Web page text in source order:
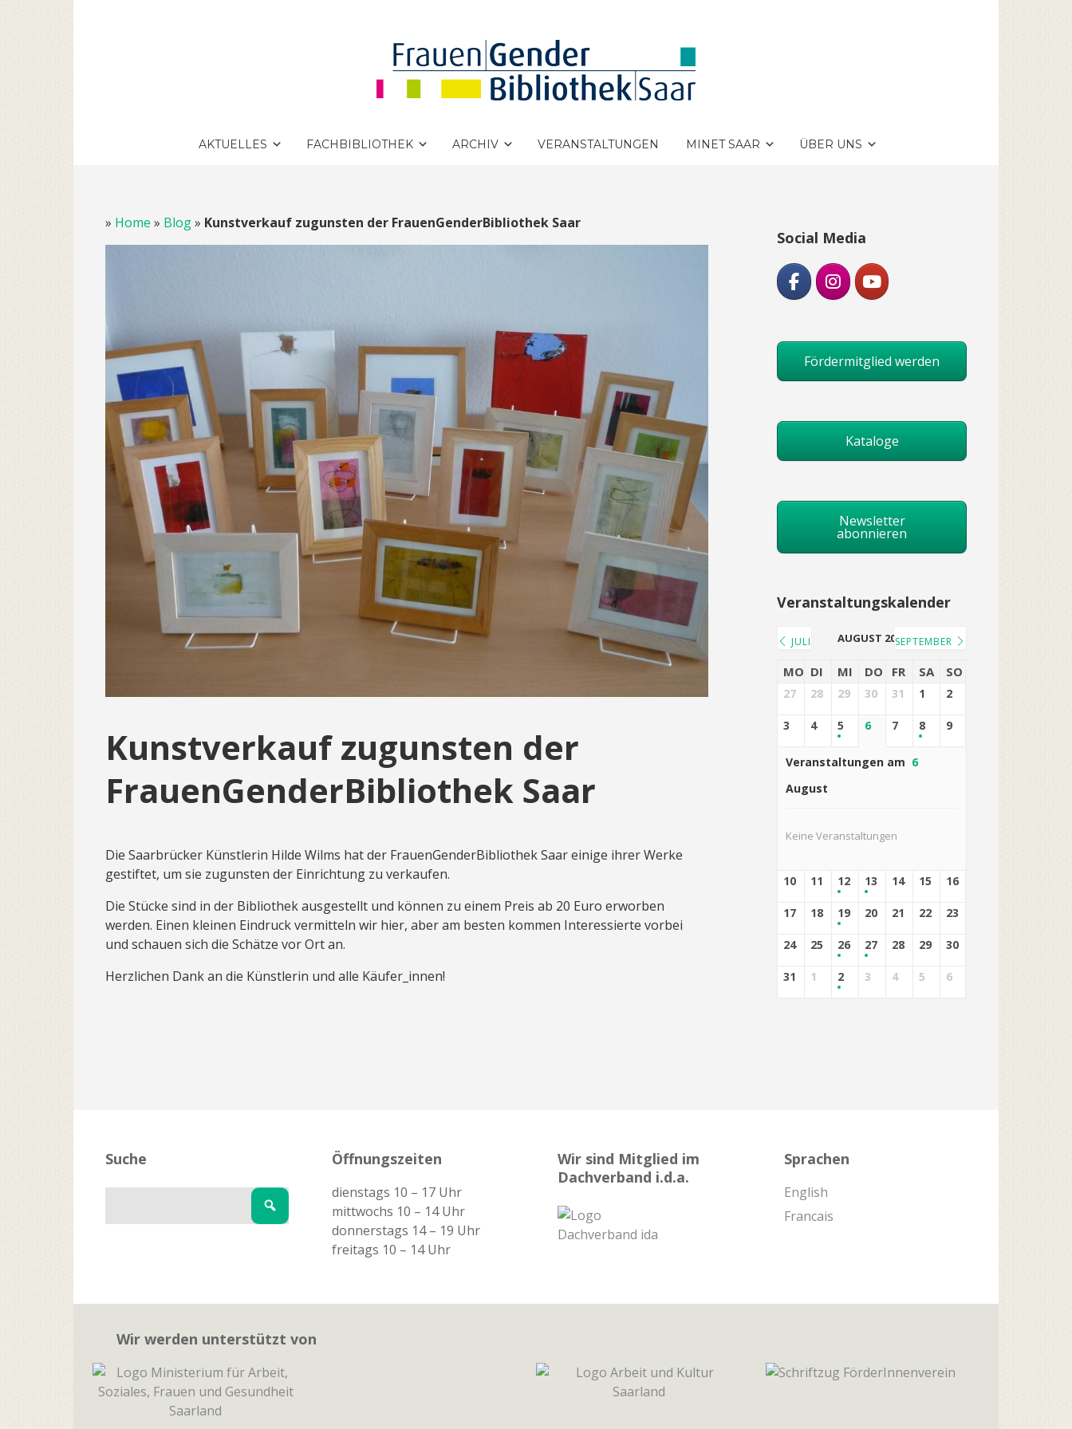
AKTUELLES FACHBIBLIOTHEK ARCHIV VERANSTALTUNGEN MINET SAAR ÜBER UNS
» Home » Blog» Kunstverkauf zugunsten der Frauen­Gender­Bibliothek Saar
Kunstverkauf zugunsten der
Frauen­Gender­Bibliothek Saar
Die Saarbrücker Künstlerin Hilde Wilms hat der Frauen­Gender­Bibliothek Saar einige ihrer Werke
gestiftet, um sie zugunsten der Einrichtung zu verkaufen.
Die Stücke sind in der Bibliothek ausgestellt und können zu einem Preis ab 20 Euro erworben
werden. Einen kleinen Eindruck vermitteln wir hier, aber am besten kommen Interessierte vorbei
und schauen sich die Schätze vor Ort an.
Herzlichen Dank an die Künstlerin und alle Käufer_innen!
Social Media
Fördermitglied werden
Kataloge
Newsletter
abonnieren
Veranstaltungskalender
JULI AUGUST 2026SEPTEMBER
MO DI MI DO FR SA SO
27 28 29 30 31 1 2
3 4 5 6 7 8 9
Veranstaltungen am 6
August
Keine Veranstaltungen
10 11 12 13 14 15 16
17 18 19 20 21 22 23
24 25 26 27 28 29 30
31 1 2 3 4 5 6
Suche Öffnungszeiten
dienstags 10 – 17 Uhr
mittwochs 10 – 14 Uhr
donnerstags 14 – 19 Uhr
freitags 10 – 14 Uhr
Wir sind Mitglied im
Dachverband i.d.a.
Sprachen
English
Francais
Wir werden unterstützt von